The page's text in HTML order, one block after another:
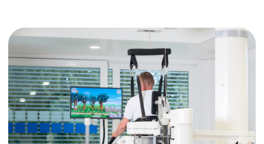
jours consécutifs, est de CHF 1 216,00.
Hébergement et restauration
à la Clinique de Zihlschlacht
SÉJOUR NOCTURNE À LA CLINIQUE POUR UN
ACCOMPAGNANT INCLUS (S'APPLIQUE AUX
TROIS CHAMBRES)